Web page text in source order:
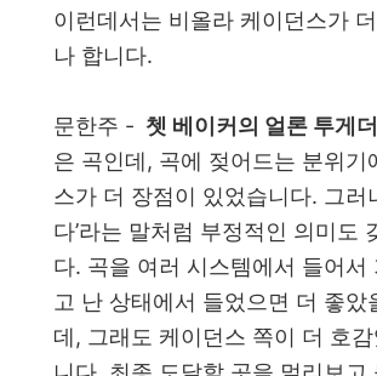
이런데서는 비올라 케이던스가
나 합니다.
문한주 - 쳇 베이커의 얼론 투게더
은 곡인데, 곡에 젖어드는 분위기
스가 더 장점이 있었습니다. 그러
다’라는 말처럼 부정적인 의미도
다. 곡을 여러 시스템에서 들어서
고 난 상태에서 들었으면 더 좋았
데, 그래도 케이던스 쪽이 더 호